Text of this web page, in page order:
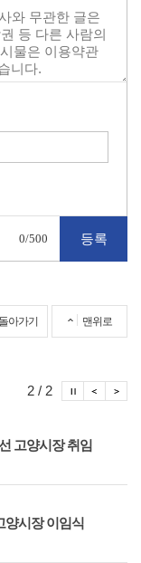
0/500
아가기 맨위로
고양시장 취임
양시장 이임식
2 / 2 포
포토이